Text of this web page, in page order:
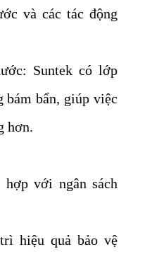
và các tác động
Suntek có lớp
bám bẩn, giúp việc
hơn.
với ngân sách
hiệu quả bảo vệ